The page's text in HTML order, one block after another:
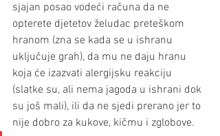
sjajan posao vodeći računa da ne
opterete djetetov želudac preteškom
hranom (zna se kada se u ishranu
uključuje grah), da mu ne daju hranu
koja će izazvati alergijsku reakciju
(slatke su, ali nema jagoda u ishrani dok
su još mali), ili da ne sjedi prerano jer to
nije dobro za kukove, kičmu i zglobove.